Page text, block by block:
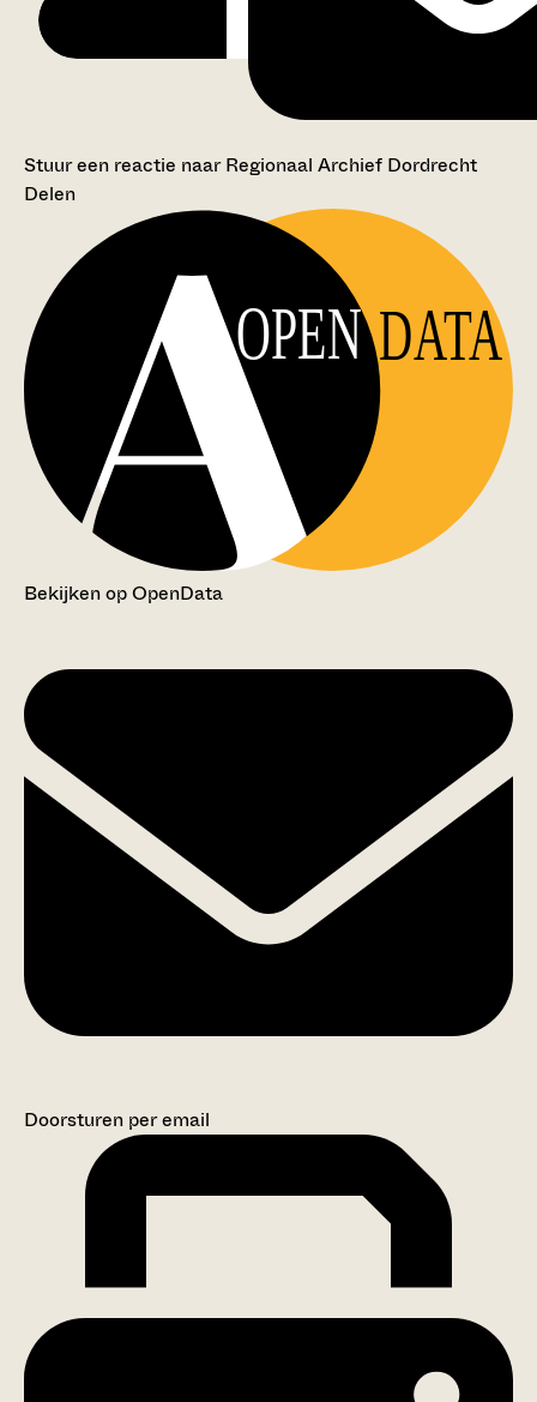
Stuur een reactie naar Regionaal Archief Dordrecht
Delen
OPEN DATA
Bekijken op OpenData
Doorsturen per email